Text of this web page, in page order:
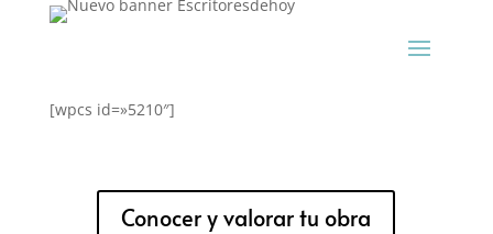
[wpcs id=»5210″]
Conocer y valorar tu obra